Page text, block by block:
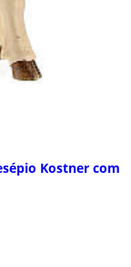
Kostner com